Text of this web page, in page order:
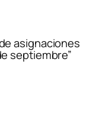
asignaciones
septiembre”